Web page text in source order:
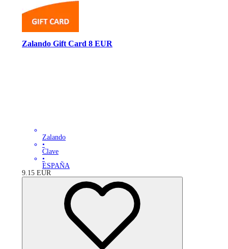
Zalando Gift Card 8 EUR
Zalando
•
Clave
•
ESPAÑA
9.15 EUR